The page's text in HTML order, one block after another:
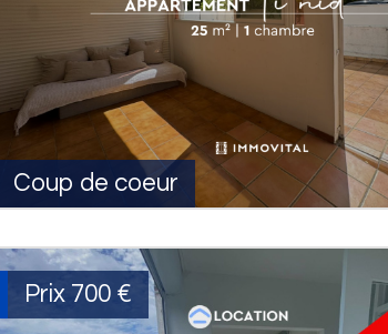
Coup de coeur
Prix 700 €